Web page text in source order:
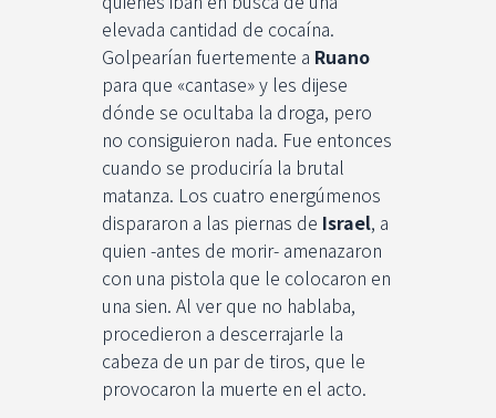
elevada cantidad de cocaína.
Golpearían fuertemente a Ruano
para que «cantase» y les dijese
dónde se ocultaba la droga, pero
no consiguieron nada. Fue entonces
cuando se produciría la brutal
matanza. Los cuatro energúmenos
dispararon a las piernas de Israel, a
quien -antes de morir- amenazaron
con una pistola que le colocaron en
una sien. Al ver que no hablaba,
procedieron a descerrajarle la
cabeza de un par de tiros, que le
provocaron la muerte en el acto.